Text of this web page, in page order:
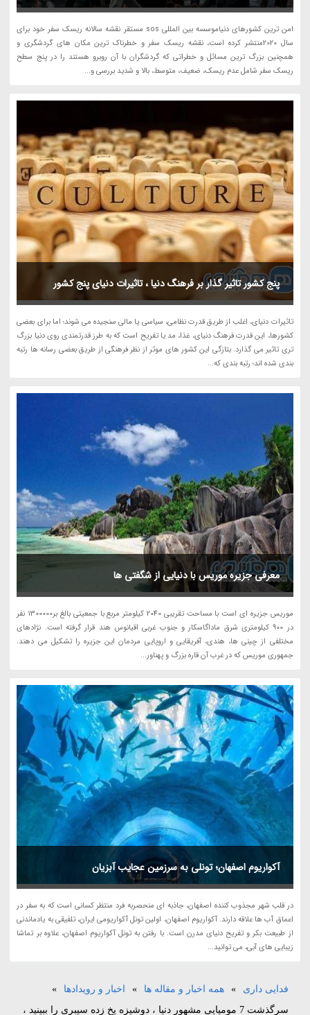
امن ترین کشورهای دنیاموسسه بین المللی sos مستقر نقشه سالانه ریسک سفر خود برای
سال 2020منتشر کرده است، نقشه ریسک سفر و خطرناک ترین مکان های گردشگری و
همچنین بزرگ ترین مسائل و خطراتی که گردشگران با آن روبرو هستند را در پنج سطح
ریسک سفر شامل عدم ریسک، ضعیف، متوسط، بالا و شدید بررسی و...
پنج کشور تاثیر گذار بر فرهنگ دنیا ، تاثیرات دنیای پنج کشور
تاثیرات دنیای، اغلب از طریق قدرت نظامی، سیاسی یا مالی سنجیده می شوند؛ اما برای بعضی
کشورها، این قدرت فرهنگ دنیای، غذا، مد یا تفریح است که به طرز قدرتمندی روی دنیا بزرگ
تری تاثیر می گذارد. بتازگی این کشور های موثر از نظر فرهنگی از طریق بعضی رسانه ها رتبه
بندی شده اند؛ رتبه بندی که...
معرفی جزیره موریس با دنیایی از شگفتی ها
موریس جزیره ای است با مساحت تقریبی 2040 کیلومتر مربع با جمعیتی بالغ بر1300000 نفر
در 900 کیلومتری شرق ماداگاسکار و جنوب غربی اقیانوس هند قرار گرفته است. نژادهای
مختلفی از چینی ها، هندی، آفریقایی و اروپایی مردمان این جزیره را تشکیل می دهند.
جمهوری موریس که در غرب آن قاره بزرگ و پهناور...
آکواریوم اصفهان؛ تونلی به سرزمین عجایب آبزیان
در قلب شهر مجذوب کننده اصفهان، جاذبه ای منحصربه فرد منتظر کسانی است که به سفر در
اعماق آب ها علاقه دارند. آکواریوم اصفهان، اولین تونل آکواریومی ایران، تلفیقی به یادماندنی
از طبیعت بکر و تفریح دنیای مدرن است. با رفتن به تونل آکواریوم اصفهان، علاوه بر تماشا
زیبایی های آبی، می توانید...
فدایی داری » همه اخبار و مقاله ها » اخبار و رویدادها
»
سرگذشت 7 مومیایی مشهور دنیا ، دوشیزه یخ زده سیبری را ببینید ،